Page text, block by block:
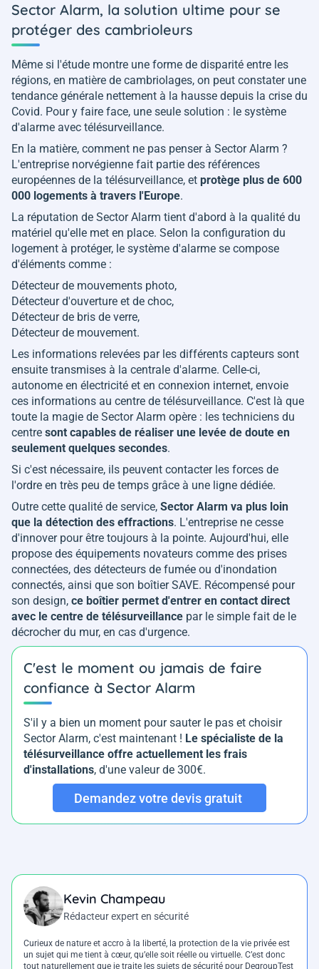
Sector Alarm, la solution ultime pour se
protéger des cambrioleurs
Même si l'étude montre une forme de disparité entre les
régions, en matière de cambriolages, on peut constater une
tendance générale nettement à la hausse depuis la crise du
Covid. Pour y faire face, une seule solution : le système
d'alarme avec télésurveillance.
En la matière, comment ne pas penser à Sector Alarm ?
L'entreprise norvégienne fait partie des références
européennes de la télésurveillance, et protège plus de 600
000 logements à travers l'Europe.
La réputation de Sector Alarm tient d'abord à la qualité du
matériel qu'elle met en place. Selon la configuration du
logement à protéger, le système d'alarme se compose
d'éléments comme :
Détecteur de mouvements photo,
Détecteur d'ouverture et de choc,
Détecteur de bris de verre,
Détecteur de mouvement.
Les informations relevées par les différents capteurs sont
ensuite transmises à la centrale d'alarme. Celle-ci,
autonome en électricité et en connexion internet, envoie
ces informations au centre de télésurveillance. C'est là que
toute la magie de Sector Alarm opère : les techniciens du
centre sont capables de réaliser une levée de doute en
seulement quelques secondes.
Si c'est nécessaire, ils peuvent contacter les forces de
l'ordre en très peu de temps grâce à une ligne dédiée.
Outre cette qualité de service, Sector Alarm va plus loin
que la détection des effractions. L'entreprise ne cesse
d'innover pour être toujours à la pointe. Aujourd'hui, elle
propose des équipements novateurs comme des prises
connectées, des détecteurs de fumée ou d'inondation
connectés, ainsi que son boîtier SAVE. Récompensé pour
son design, ce boîtier permet d'entrer en contact direct
avec le centre de télésurveillance par le simple fait de le
décrocher du mur, en cas d'urgence.
C'est le moment ou jamais de faire
confiance à Sector Alarm
S'il y a bien un moment pour sauter le pas et choisir
Sector Alarm, c'est maintenant ! Le spécialiste de la
télésurveillance offre actuellement les frais
d'installations, d'une valeur de 300€.
Demandez votre devis gratuit
Kevin Champeau
Rédacteur expert en sécurité
Curieux de nature et accro à la liberté, la protection de la vie privée est
un sujet qui me tient à cœur, qu’elle soit réelle ou virtuelle. C’est donc
tout naturellement que je traite les sujets de sécurité pour DegroupTest